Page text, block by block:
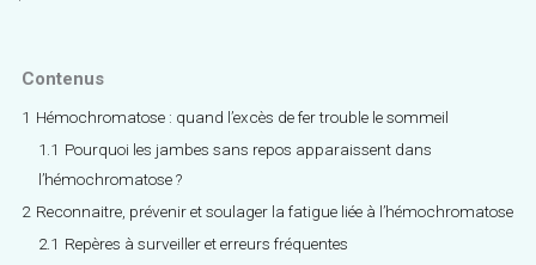
Contenus
1 Hémochromatose : quand l’excès de fer trouble le sommeil
1.1 Pourquoi les jambes sans repos apparaissent dans
l’hémochromatose ?
2 Reconnaitre, prévenir et soulager la fatigue liée à l’hémochromatose
2.1 Repères à surveiller et erreurs fréquentes